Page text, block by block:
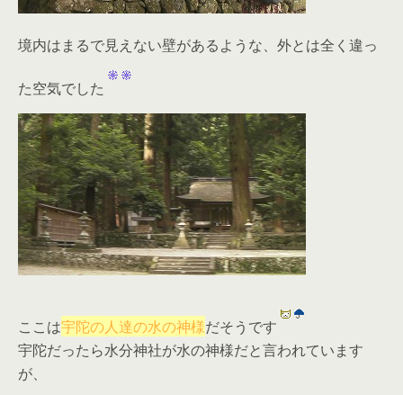
境内はまるで見えない壁があるような、外とは全く違っ
た空気でした
ここは宇陀の人達の水の神様だそうです
宇陀だったら水分神社が水の神様だと言われています
が、